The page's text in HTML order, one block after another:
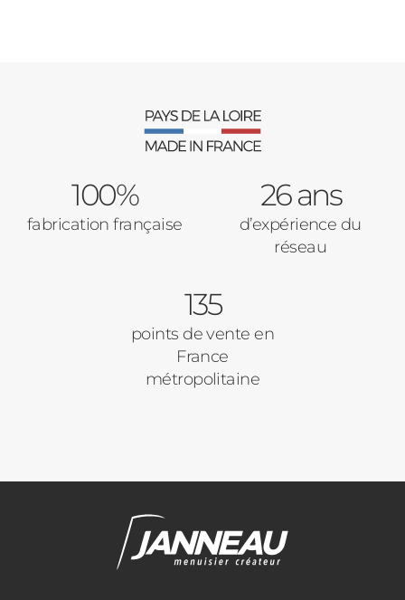
Portail
Code Postal des travaux
100%
fabrication française
26 ans
d’expérience du
réseau
135
points de vente en
France
métropolitaine